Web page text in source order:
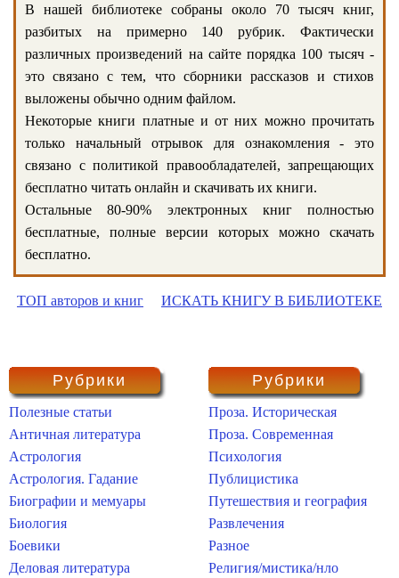
В нашей библиотеке собраны около 70 тысяч книг,
разбитых на примерно 140 рубрик. Фактически
различных произведений на сайте порядка 100 тысяч -
это связано с тем, что сборники рассказов и стихов
выложены обычно одним файлом.
Некоторые книги платные и от них можно прочитать
только начальный отрывок для ознакомления - это
связано с политикой правообладателей, запрещающих
бесплатно читать онлайн и скачивать их книги.
Остальные 80-90% электронных книг полностью
бесплатные, полные версии которых можно скачать
бесплатно.
ТОП авторов и книг ИСКАТЬ КНИГУ В БИБЛИОТЕКЕ
Рубрики
Полезные статьи
Античная литература
Астрология
Астрология. Гадание
Биографии и мемуары
Биология
Боевики
Деловая литература
Рубрики
Проза. Историческая
Проза. Современная
Психология
Публицистика
Путешествия и география
Развлечения
Разное
Религия/мистика/нло